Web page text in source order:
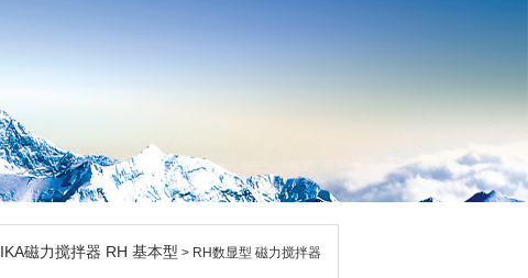
IKA磁力搅拌器 RH 基本型 > RH数显型 磁力搅拌器